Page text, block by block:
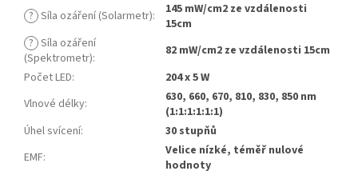
? Síla ozáření (Solarmetr):
145 mW/cm2 ze vzdálenosti
15cm
? Síla ozáření
(Spektrometr):
82 mW/cm2 ze vzdálenosti 15cm
Počet LED:
204 x 5 W
Vlnové délky:
630, 660, 670, 810, 830, 850 nm
(1:1:1:1:1:1)
Úhel svícení:
30 stupňů
EMF:
Velice nízké, téměř nulové
hodnoty